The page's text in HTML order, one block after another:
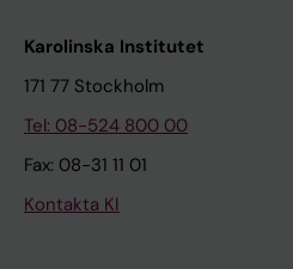
Karolinska Institutet
171 77 Stockholm
Tel: 08-524 800 00
Fax: 08-31 11 01
Kontakta KI